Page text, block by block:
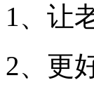
1、让
2、更